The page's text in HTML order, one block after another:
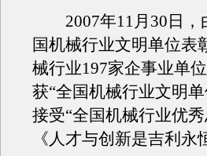
2007年11月30日，
国机械行业文明单位表
械行业197家企事业单
获“全国机械行业文明
接受“全国机械行业优
《人才与创新是吉利永